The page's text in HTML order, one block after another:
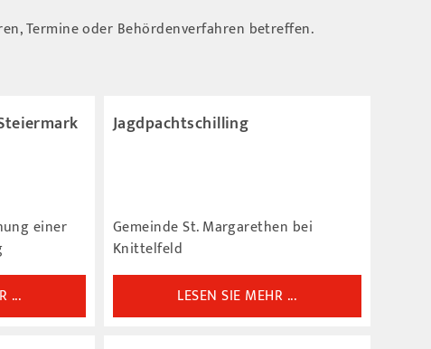
Termine oder Behördenverfahren betreffen.
einer
...
Jagdpachtschilling
Gemeinde St. Margarethen bei
Knittelfeld
LESEN SIE MEHR ...